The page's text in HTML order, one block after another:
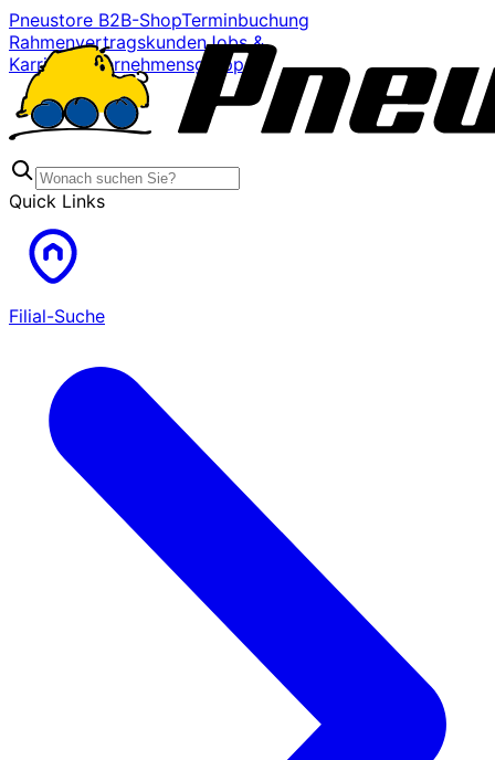
Pneustore B2B-ShopTerminbuchung
RahmenvertragskundenJobs &
Karriere
Unternehmensgruppe
Quick Links
Filial-Suche